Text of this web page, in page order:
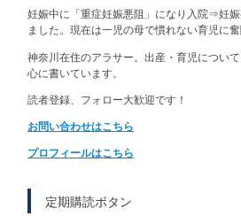
妊娠中に「重症妊娠悪阻」になり入院⇒妊
ました。現在は一児の母で慣れない育児に奮
神奈川在住のアラサー。出産・育児につい
心に書いています。
読者登録、フォロー大歓迎です！
お問い合わせはこちら
プロフィールはこちら
定期購読ボタン